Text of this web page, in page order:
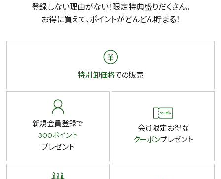
登録しない理由がない！限定特典盛りだくさん。
お得に買えて、ポイントがどんどん貯まる！
特別卸価格での販売
新規会員登録で
300ポイント
プレゼント
会員限定お得な
クーポンプレゼント